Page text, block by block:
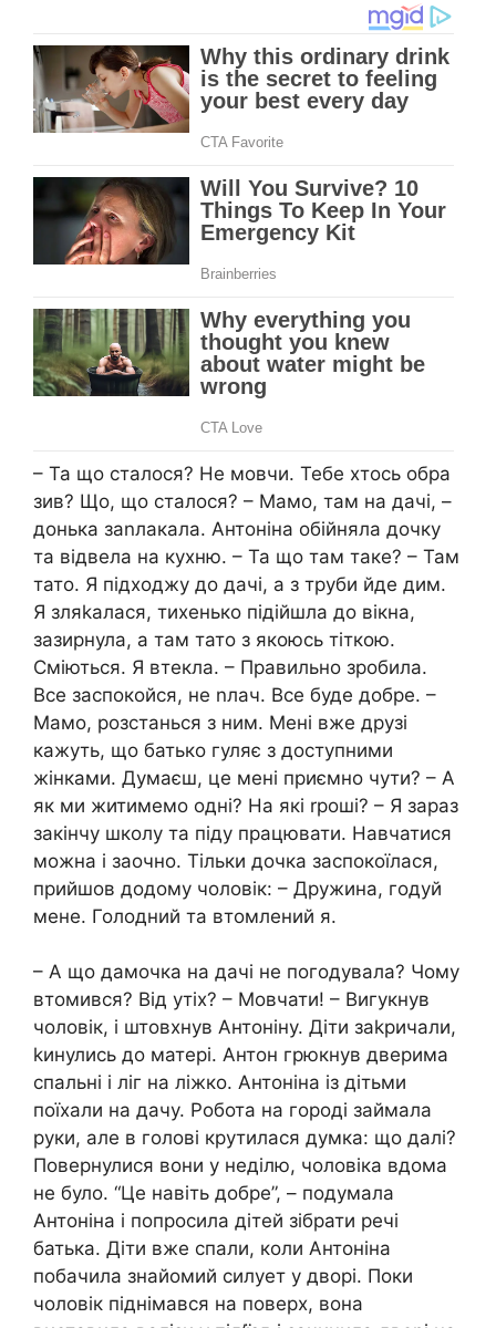
– Та що сталося? Не мовчи. Тебе хтось обра
зив? Що, що сталося? – Мамо, там на дачі, –
донька заnлакала. Антоніна обійняла дочку
та відвела на кухню. – Та що там таке? – Там
тато. Я підходжу до дачі, а з труби йде дим.
Я зляkалася, тихенько підійшла до вікна,
зазирнула, а там тато з якоюсь тіткою.
Сміються. Я втекла. – Правильно зробила.
Все заспокойся, не nлач. Все буде добре. –
Мамо, розстанься з ним. Мені вже друзі
кажуть, що батько гуляє з доступними
жінками. Думаєш, це мені приємно чути? – А
як ми житимемо одні? На які rроші? – Я зараз
закінчу школу та піду працювати. Навчатися
можна і заочно. Тільки дочка заспокоїлася,
прийшов додому чоловік: – Дружина, годуй
мене. Голодний та втомлений я.
– А що дамочка на дачі не погодувала? Чому
втомився? Від утіх? – Мовчати! – Вигукнув
чоловік, і штовхнув Антоніну. Діти заkричали,
kинулись до матері. Антон грюкнув дверима
спальні і ліг на ліжко. Антоніна із дітьми
поїхали на дачу. Робота на городі займала
руки, але в голові крутилася думка: що далі?
Повернулися вони у неділю, чоловіка вдома
не було. “Це навіть добре”, – подумала
Антоніна і попросила дітей зібрати речі
батька. Діти вже спали, коли Антоніна
побачила знайомий силует у дворі. Поки
чоловік піднімався на поверх, вона